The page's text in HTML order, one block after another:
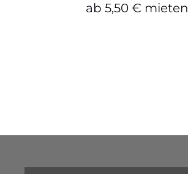
ab 5,50 € mieten